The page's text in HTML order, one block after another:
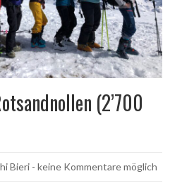
(2’700
Bieri - keine Kommentare möglich